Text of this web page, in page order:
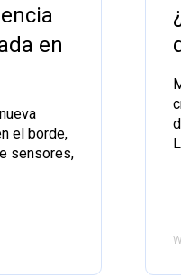
en
el borde,
sensores,